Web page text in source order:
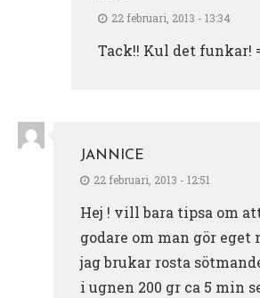
22 februari, 2013 - 13:34
Tack!! Kul det funkar!
JANNICE
22 februari, 2013 - 12:51
Hej ! vill bara tipsa om
godare om man gör eget
jag brukar rosta
i ugnen 200 gr ca 5 min